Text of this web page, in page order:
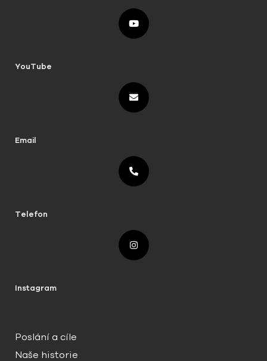
Poslání a cíle
Naše historie
YouTube
Email
Telefon
Instagram